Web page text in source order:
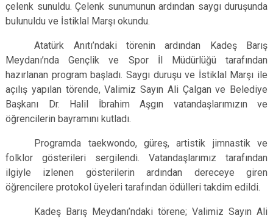
çelenk sunuldu. Çelenk sunumunun ardından saygı duruşunda
bulunuldu ve İstiklal Marşı okundu.
Atatürk Anıtı’ndaki törenin ardından Kadeş Barış
Meydanı’nda Gençlik ve Spor İl Müdürlüğü tarafından
hazırlanan program başladı. Saygı duruşu ve İstiklal Marşı ile
açılış yapılan törende, Valimiz Sayın Ali Çalgan ve Belediye
Başkanı Dr. Halil İbrahim Aşgın vatandaşlarımızın ve
öğrencilerin bayramını kutladı.
Programda taekwondo, güreş, artistik jimnastik ve
folklor gösterileri sergilendi. Vatandaşlarımız tarafından
ilgiyle izlenen gösterilerin ardından dereceye giren
öğrencilere protokol üyeleri tarafından ödülleri takdim edildi.
Kadeş Barış Meydanı’ndaki törene; Valimiz Sayın Ali